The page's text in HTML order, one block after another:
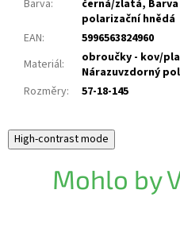
Barva:
černá/zlatá, Barva
polarizační hnědá
EAN:
5996563824960
Materiál:
obroučky - kov/
Nárazuvzdorný
Rozměry: 57-18-145
High-contrast mode
Mohlo by